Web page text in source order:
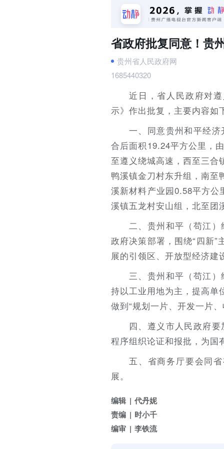
省政府批复同意！贵
贵州省人民政府网
1685440320
近日，省人民政府对
示》作出批复，主要内容如
一、同意贵州和平经
合后面积19.24平方公里，
至遵义绕城高速，西至三合
鸭溪镇金刀村东升组，南至
溪新材料产业园0.58平方
溪镇五龙村安山组，北至团
二、贵州和平（苟江
政府决策部署，围绕“四新
展的引领区、开放型经济建
三、贵州和平（苟江
持以工业用地为主，提高单
做到“规划一片、开发一片
四、遵义市人民政府
程序组织论证和报批，为国
五、省商务厅要会同
展。
编辑
代丹妮
责编
时小千
编审
李铁流